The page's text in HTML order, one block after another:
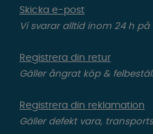
Skicka e-post
Vi svarar alltid inom 24 h på
Registrera din retur
Gäller ångrat köp &
Registrera din reklamation
Gäller defekt vara,